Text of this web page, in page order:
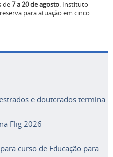
de7 a 20 de agosto. Instituto
para atuação em cinco
e doutorados termina
Flig 2026
curso de Educação para